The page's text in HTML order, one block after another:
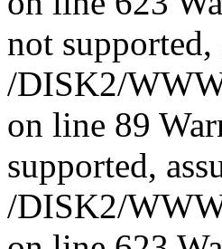
not
/DISK2/
on line 89
supported,
/DISK2/